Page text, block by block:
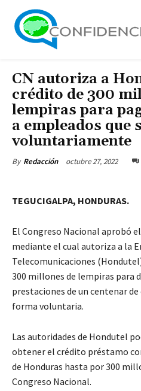
CN autoriza a
crédito de 300
lempiras para
a empleados que
voluntariamente
By Redacción octubre 27, 2022
TEGUCIGALPA, HONDURAS.
El Congreso Nacional aprobó
mediante el cual autoriza a la
Telecomunicaciones
300 millones de lempiras para
prestaciones de un centenar
forma voluntaria.
Las autoridades de Hondutel
obtener el crédito préstamo
de Honduras hasta por 300
Congreso Nacional.